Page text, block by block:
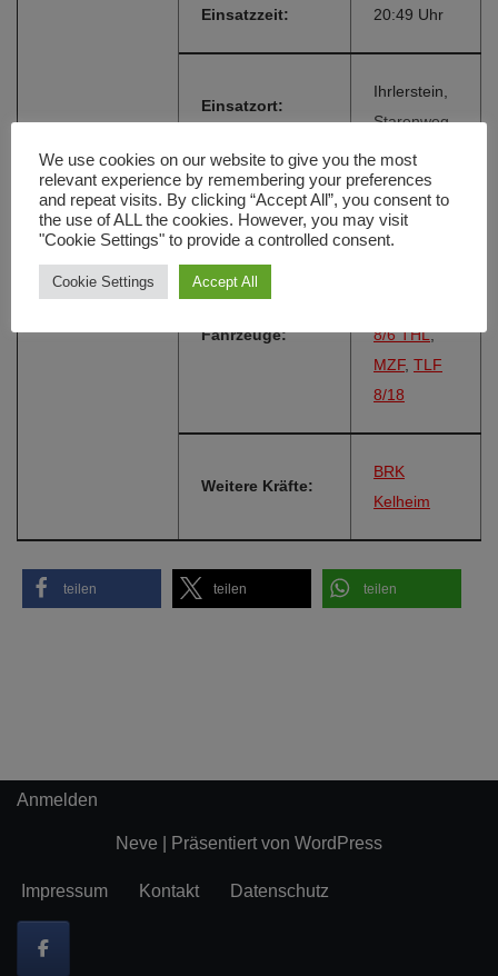
Einsatzzeit: 20:49 Uhr
Einsatzort:
Ihrlerstein,
Starenweg
Alarmierungsart: FME
Fahrzeuge:
8/6 THL,
MZF, TLF
8/18
Weitere Kräfte:
BRK
Kelheim
teilen teilen teilen
Anmelden
Neve | Präsentiert von WordPress
Impressum Kontakt Datenschutz
We use cookies on our website to give you the most
relevant experience by remembering your preferences
and repeat visits. By clicking “Accept All”, you consent to
the use of ALL the cookies. However, you may visit
"Cookie Settings" to provide a controlled consent.
Cookie Settings Accept All